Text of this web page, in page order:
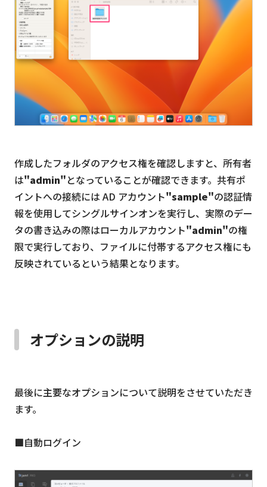
作成したフォルダのアクセス権を確認しますと、所有者
は"admin"となっていることが確認できます。共有ポ
イントへの接続には AD アカウント"sample"の認証情
報を使用してシングルサインオンを実行し、実際のデー
タの書き込みの際はローカルアカウント"admin"の権
限で実行しており、ファイルに付帯するアクセス権にも
反映されているという結果となります。
オプションの説明
最後に主要なオプションについて説明をさせていただき
ます。
■自動ログイン